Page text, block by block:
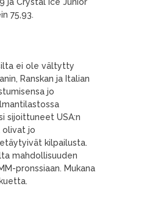
75,93.
ei ole vältytty
Ranskan ja Italian
jo
sijoittuneet USA:n
olivat jo
kilpailusta.
mahdollisuuden
pronssiaan. Mukana